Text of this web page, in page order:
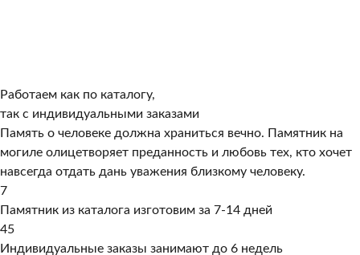
Работаем как по каталогу,
так с индивидуальными заказами
Память о человеке должна храниться вечно. Памятник на
могиле олицетворяет преданность и любовь тех, кто хочет
навсегда отдать дань уважения близкому человеку.
7
Памятник из каталога изготовим за 7-14 дней
45
Индивидуальные заказы занимают до 6 недель